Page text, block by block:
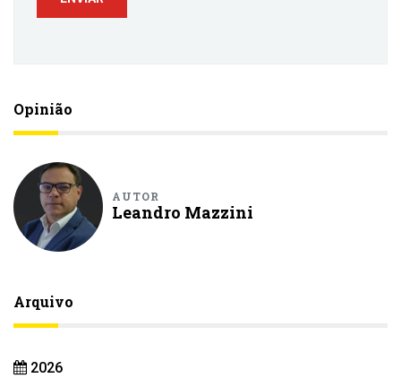
Opinião
AUTOR
Leandro Mazzini
Arquivo
2026